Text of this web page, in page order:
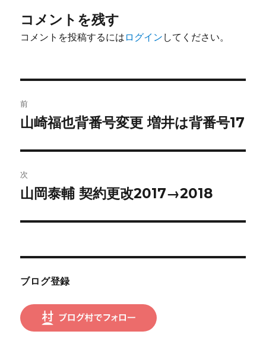
コメントを残す
コメントを投稿するには ログイン してください。
稿
ビ
ゲ
ー
前
前
投
稿:
山崎福也背番号変更 増井は背番号17
次
次
投
山岡泰輔 契約更改2017→2018
ブログ登録